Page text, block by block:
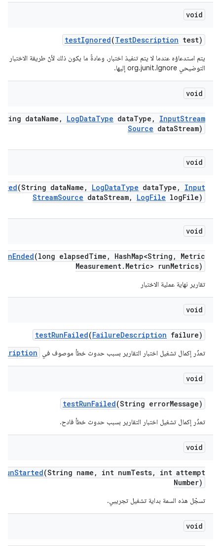
void
testIgnored(TestDescription test)
يتم استدعاؤه عندما لا يتم تنفيذ اختبار، وعادةً ما يكون ذلك لأنّ طريقة الاختبار
التوضيحي org.junit.Ignore إليها.
void
dataName , LogDataType dataType , InputStream
Source dataStream)
void
(String dataName , LogDataType dataType ,
Input
StreamSource dataStream, LogFile logFile)
void
RunEnded(long elapsedTime , HashMap<String ,
Metric
Measurement. Metric> runMetrics)
تقارير نهاية عملية الاختبار
void
testRunFailed(FailureDescription failure)
تعذّر إكمال تشغيل اختبار التقارير بسبب حدوث خطأ موصوف في
void
testRunFailed(String errorMessage)
تعذّر إكمال تشغيل اختبار التقارير بسبب حدوث خطأ فادح.
void
RunStarted(String name , int numTests,
int attempt
Number)
تسجّل هذه السمة بداية تشغيل تجريبي.
void